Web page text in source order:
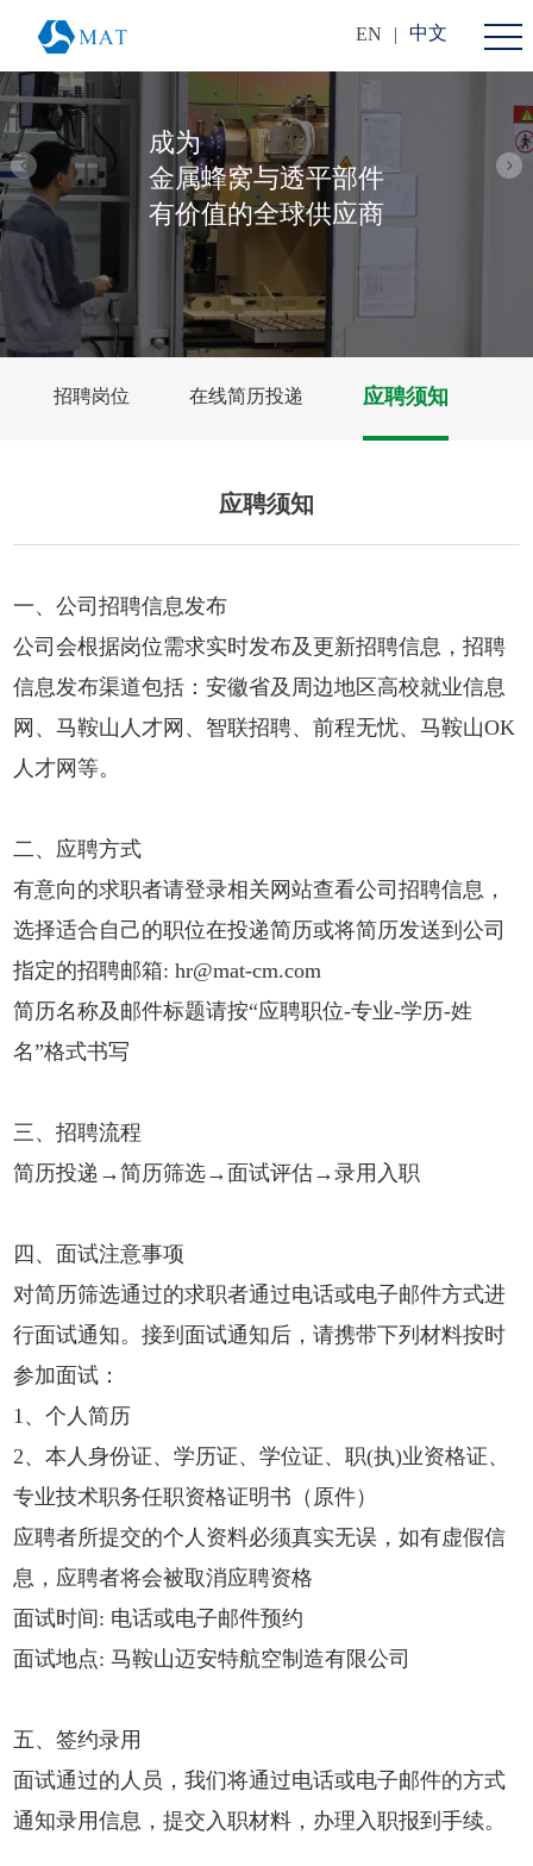
EN | 中文
成为
金属蜂窝与透平部件
有价值的全球供应商
招聘岗位 在线简历投递 应聘须知
应聘须知
一、公司招聘信息发布
公司会根据岗位需求实时发布及更新招聘信息，招聘
信息发布渠道包括：安徽省及周边地区高校就业信息
网、马鞍山人才网、智联招聘、前程无忧、马鞍山OK
人才网等。
二、应聘方式
有意向的求职者请登录相关网站查看公司招聘信息，
选择适合自己的职位在投递简历或将简历发送到公司
指定的招聘邮箱: hr@mat-cm.com
简历名称及邮件标题请按“应聘职位-专业-学历-姓
名”格式书写
三、招聘流程
简历投递→简历筛选→面试评估→录用入职
四、面试注意事项
对简历筛选通过的求职者通过电话或电子邮件方式进
行面试通知。接到面试通知后，请携带下列材料按时
参加面试：
1、个人简历
2、本人身份证、学历证、学位证、职(执)业资格证、
专业技术职务任职资格证明书（原件）
应聘者所提交的个人资料必须真实无误，如有虚假信
息，应聘者将会被取消应聘资格
面试时间: 电话或电子邮件预约
面试地点: 马鞍山迈安特航空制造有限公司
五、签约录用
面试通过的人员，我们将通过电话或电子邮件的方式
通知录用信息，提交入职材料，办理入职报到手续。